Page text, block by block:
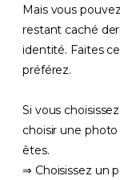
Mais vous
restant caché
identité. Faites
préférez.
Si vous
choisir une
êtes.
⇒ Choisissez un